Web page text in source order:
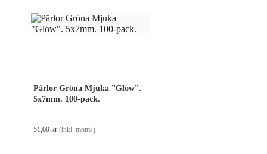
Pärlor Gröna Mjuka ”Glow”.
5x7mm. 100-pack.
51,00 kr (inkl. moms)